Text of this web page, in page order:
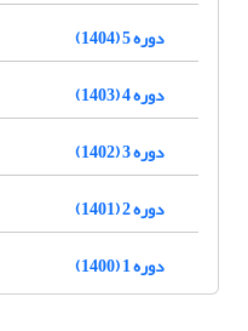
دوره 5 (1404)
دوره 4 (1403)
دوره 3 (1402)
دوره 2 (1401)
دوره 1 (1400)